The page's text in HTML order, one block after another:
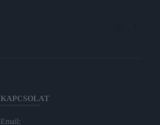
KAPCSOLAT
Email: